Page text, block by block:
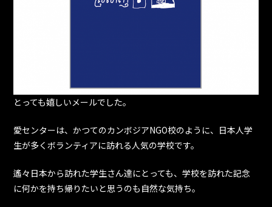
とっても嬉しいメールでした。
愛センターは、かつてのカンボジアNGO校のように、日本人学
生が多くボランティアに訪れる人気の学校です。
遙々日本から訪れた学生さん達にとっても、学校を訪れた記念
に何かを持ち帰りたいと思うのも自然な気持ち。